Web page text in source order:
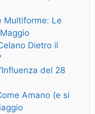
Multiforme: Le
Dietro il
del 28
Amano (e si